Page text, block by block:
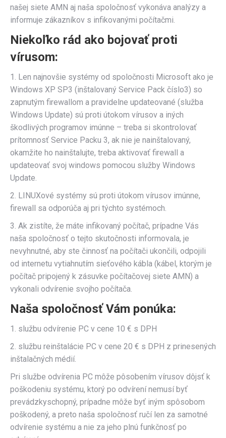
našej siete AMN aj naša spoločnosť vykonáva analýzy a
informuje zákazníkov s infikovanými počítačmi.
Niekoľko rád ako bojovať proti
vírusom:
1. Len najnovšie systémy od spoločnosti Microsoft ako je
Windows XP SP3 (inštalovaný Service Pack číslo3) so
zapnutým firewallom a pravidelne updateované (služba
Windows Update) sú proti útokom vírusov a iných
škodlivých programov imúnne – treba si skontrolovať
prítomnosť Service Packu 3, ak nie je nainštalovaný,
okamžite ho nainštalujte, treba aktivovať firewall a
updateovať svoj windows pomocou služby Windows
Update.
2. LINUXové systémy sú proti útokom vírusov imúnne,
firewall sa odporúča aj pri týchto systémoch.
3. Ak zistíte, že máte infikovaný počítač, prípadne Vás
naša spoločnosť o tejto skutočnosti informovala, je
nevyhnutné, aby ste činnosť na počítači ukončili, odpojili
od internetu vytiahnutím sieťového kábla (kábel, ktorým je
počítač pripojený k zásuvke počítačovej siete AMN) a
vykonali odvírenie svojho počítača.
Naša spoločnosť Vám ponúka:
1. službu odvírenie PC v cene 10 € s DPH
2. službu reinštalácie PC v cene 20 € s DPH z prinesených
inštalačných médií.
Pri službe odvírenia PC môže pôsobením vírusov dôjsť k
poškodeniu systému, ktorý po odvírení nemusí byť
prevádzkyschopný, prípadne môže byť iným spôsobom
poškodený, a preto naša spoločnosť ručí len za samotné
odvírenie systému a nie za jeho plnú funkčnosť po